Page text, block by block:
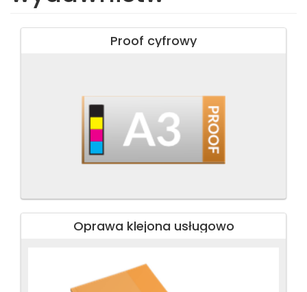
Proof cyfrowy
Oprawa klejona usługowo